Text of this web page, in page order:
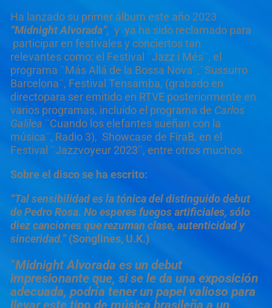
Ha lanzado su primer álbum este año 2023
“Midnight Alvorada”, y ya ha sido reclamado para
participar en festivales y conciertos tan
relevantes como: el Festival ¨Jazz i Més¨, el
programa ¨Más Allá de la Bossa Nova¨,¨Sussurro
Barcelona¨, Festival Tensamba, (grabado en
directopara ser emitido en RTVE posteriormente en
varios programas, incluído el programa de Carlos
Galilea ¨Cuando los elefantes sueñan con la
música¨, Radio 3), Showcase de FiraB, en el
Festival ¨Jazzvoyeur 2023¨, entre otros muchos.
Sobre el disco se ha escrito:
“Tal sensibilidad es la tónica del distinguido debut
de Pedro Rosa. No esperes fuegos artificiales, sólo
diez canciones que rezuman clase, autenticidad y
sinceridad.”(Songlines, U.K.)
“Midnight Alvorada es un debut
impresionante que, si se le da una exposición
adecuada, podría tener un papel valioso para
llevar este tipo de música brasileña a un